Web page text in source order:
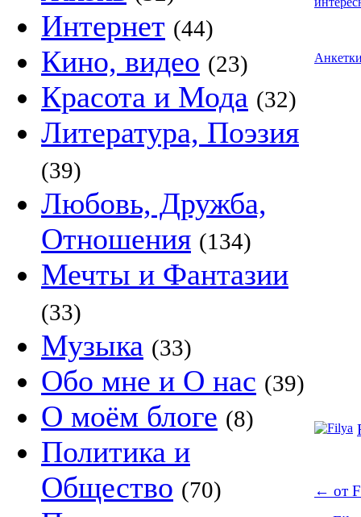
Интернет (44)
Кино, видео (23)
Красота и Мода (32)
Литература, Поэзия
(39)
Любовь, Дружба,
Отношения (134)
Мечты и Фантазии
(33)
Музыка (33)
Обо мне и О нас (39)
О моём блоге (8)
Политика и
Общество (70) ← от